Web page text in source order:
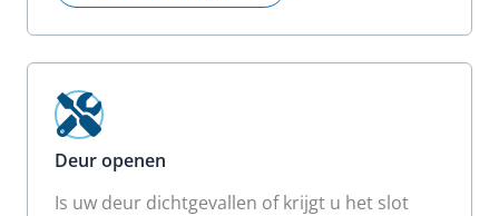
Deur openen
Is uw deur dichtgevallen of krijgt u het slot